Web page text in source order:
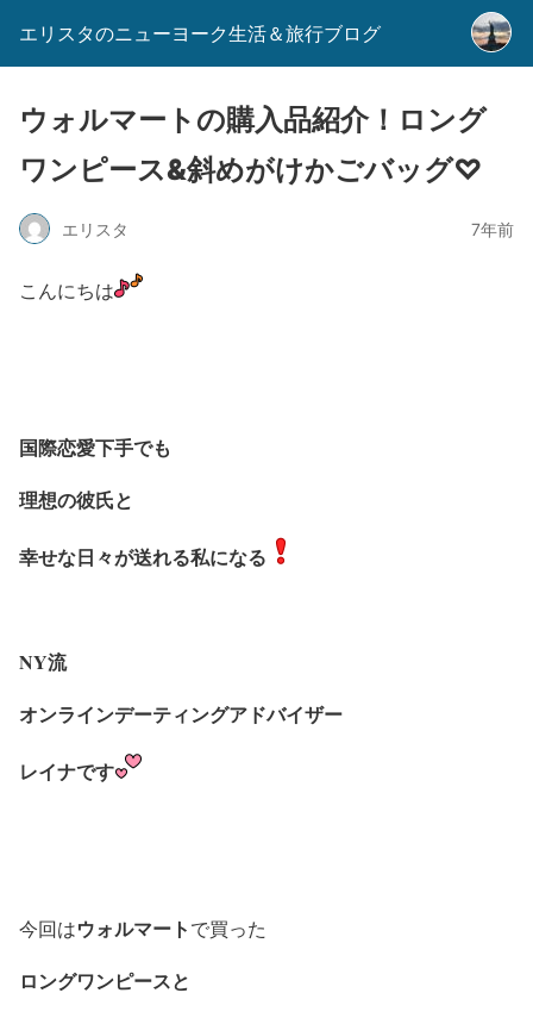
エリスタのニューヨーク生活＆旅行ブログ
ウォルマートの購入品紹介！ロング
ワンピース&斜めがけかごバッグ♡
エリスタ 7年前
こんにちは
国際恋愛下手でも
理想の彼氏と
幸せな日々が送れる私になる
NY流
オンラインデーティングアドバイザー
レイナです
今回はウォルマートで買った
ロングワンピースと